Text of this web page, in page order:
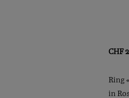
CHF
Ring
in